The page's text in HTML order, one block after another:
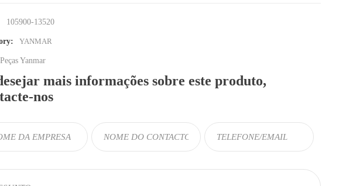
105900-13520
YANMAR
Peças Yanmar
mais informações sobre este produto,
nos